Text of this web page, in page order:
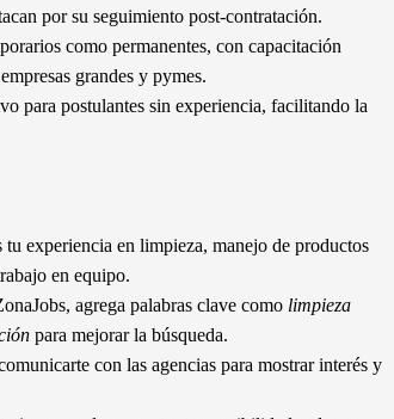
por su seguimiento post-contratación.
como permanentes, con capacitación
grandes y pymes.
para postulantes sin experiencia, facilitando la
experiencia en limpieza, manejo de productos
en equipo.
agrega palabras clave como limpieza
para mejorar la búsqueda.
con las agencias para mostrar interés y